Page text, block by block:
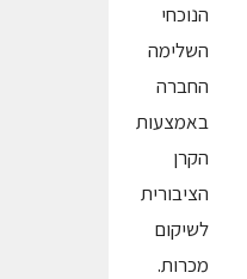
הנוכחי
השלימה
החברה
באמצעות
הקרן
הציבורית
לשיקום
מכרות.